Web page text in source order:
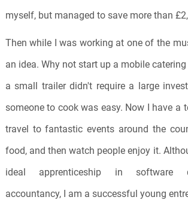
myself, but managed to save more than
Then while I was working at one of the
an idea. Why not start up a mobile
a small trailer didn't require a large
someone to cook was easy. Now I have a
travel to fantastic events around the
food, and then watch people enjoy it.
ideal apprenticeship in software
accountancy, I am a successful young